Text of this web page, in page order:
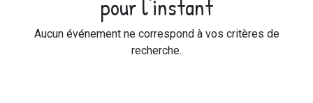
pour l'instant
Aucun événement ne correspond à vos critères de
recherche.